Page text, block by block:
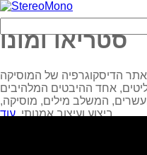
סטריאו ומונו
אתר הדיסקוגרפיה של המוסיקה
אחד ההיבטים המלהיבים
המשלב מילים, מוסיקה,
ביצוע ועיצוב אמנותי.עוד...